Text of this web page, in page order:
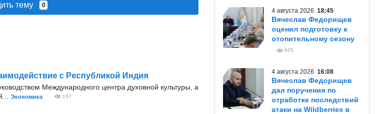
тему 0
с Республикой Индия
Международного центра духовной культуры, а
Экономика 197
4 августа 2026 18:45
Вячеслав Федорищев
оценил подготовку к
отопительному сезону
925
4 августа 2026 16:08
Вячеслав Федорищев
дал поручения по
отработке последствий
атаки на Wildberries в